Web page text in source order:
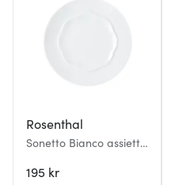
Rosenthal
Sonetto Bianco assiett
195 kr